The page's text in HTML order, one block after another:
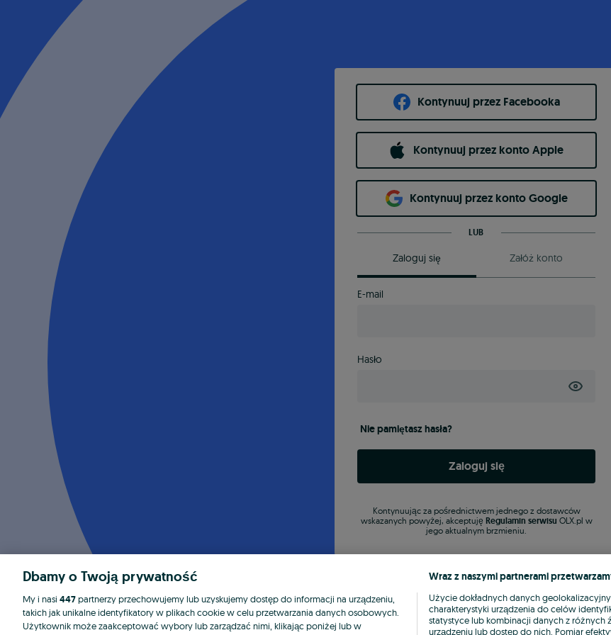
Kontynuuj przez Facebooka
Kontynuuj przez konto Apple
Kontynuuj przez konto Google
LUB
Zaloguj się Załóż konto
E-mail
Hasło
Nie pamiętasz hasła?
Zaloguj się
Kontynuując za pośrednictwem jednego z dostawców
wskazanych powyżej, akceptuję Regulamin serwisu OLX.pl w
jego aktualnym brzmieniu.
Dbamy o Twoją prywatność
My i nasi 447partnerzy przechowujemy lub uzyskujemy dostęp do informacji na urządzeniu,
takich jak unikalne identyfikatory w plikach cookie w celu przetwarzania danych osobowych.
Użytkownik może zaakceptować wybory lub zarządzać nimi, klikając poniżej lub w
Wraz z naszymi partnerami
Użycie dokładnych danych
charakterystyki urządzenia do celów
statystyce lub kombinacji danych z różnych
urządzeniu lub dostęp do nich. Pomiar